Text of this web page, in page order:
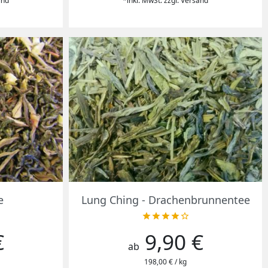
Vorschau
Lung Ching - Drachenbrunnentee

Preis
ab 9,90 €
198,00 € / kg